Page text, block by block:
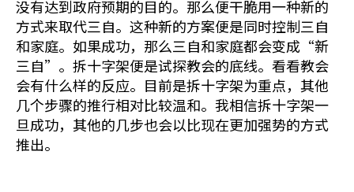
没有达到政府预期的目的。那么便干脆用一种新的
方式来取代三自。这种新的方案便是同时控制三自
和家庭。如果成功，那么三自和家庭都会变成“新
三自”。拆十字架便是试探教会的底线。看看教会
会有什么样的反应。目前是拆十字架为重点，其他
几个步骤的推行相对比较温和。我相信拆十字架一
旦成功，其他的几步也会以比现在更加强势的方式
推出。